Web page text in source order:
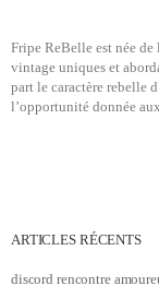
Fripe ReBelle est née
vintage uniques et
part le caractère rebelle
l’opportunité donnée
ARTICLES RÉCENTS
discord rencontre